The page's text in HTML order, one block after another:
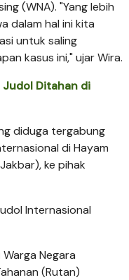
(WNA). "Yang lebih
dalam hal ini kita
untuk saling
kasus ini," ujar Wira.
Judol Ditahan di
diduga tergabung
di Hayam
ke pihak
Negara
(Rutan)